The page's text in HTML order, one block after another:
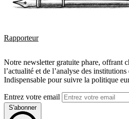
Rapporteur
Notre newsletter gratuite phare, offrant
l’actualité et de l’analyse des
Indispensable pour suivre la politique
Entrez votre email
S'abonner